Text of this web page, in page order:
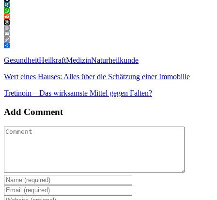
Tumblr
XING
WhatsApp
Reddit
Threads
Print
Email
Copy
Link
Teilen
GesundheitHeilkraftMedizinNaturheilkunde
Wert eines Hauses: Alles über die Schätzung einer Immobilie
Tretinoin – Das wirksamste Mittel gegen Falten?
Add Comment